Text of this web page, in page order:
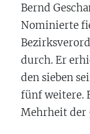
Bernd
Nominierte
durch. Er
den sieben
fünf weitere.
Mehrheit der